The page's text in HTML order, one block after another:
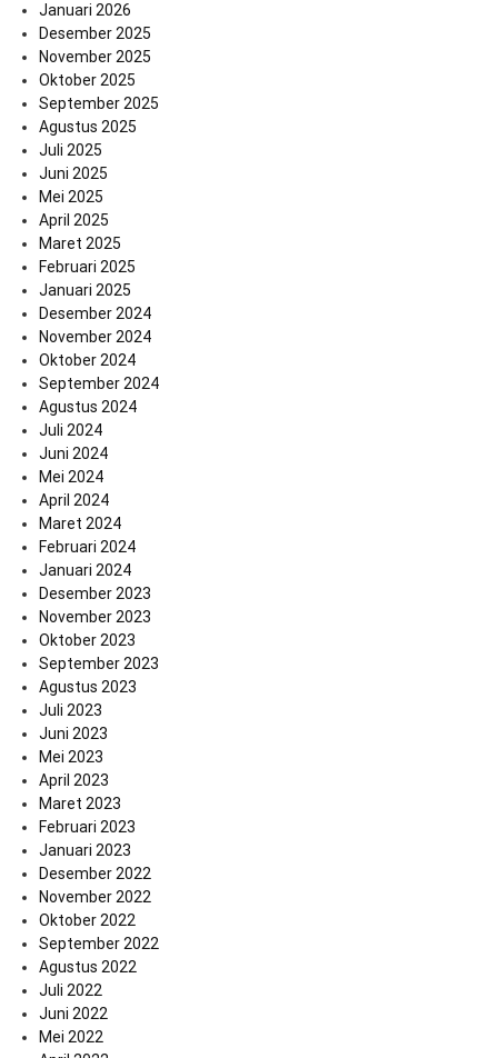
Januari 2026
Desember 2025
November 2025
Oktober 2025
September 2025
Agustus 2025
Juli 2025
Juni 2025
Mei 2025
April 2025
Maret 2025
Februari 2025
Januari 2025
Desember 2024
November 2024
Oktober 2024
September 2024
Agustus 2024
Juli 2024
Juni 2024
Mei 2024
April 2024
Maret 2024
Februari 2024
Januari 2024
Desember 2023
November 2023
Oktober 2023
September 2023
Agustus 2023
Juli 2023
Juni 2023
Mei 2023
April 2023
Maret 2023
Februari 2023
Januari 2023
Desember 2022
November 2022
Oktober 2022
September 2022
Agustus 2022
Juli 2022
Juni 2022
Mei 2022